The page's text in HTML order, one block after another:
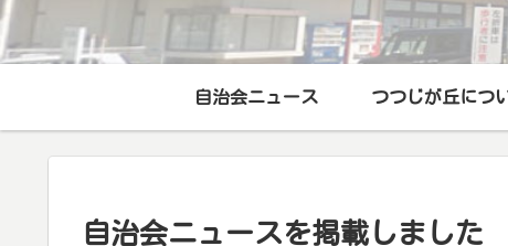
自治会ニュース つつじが丘につ
自治会ニュースを掲載しました